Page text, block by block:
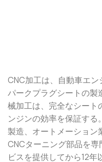
CNC加工は、自動車エ
パークプラグシートの製
械加工は、完全なシート
ンジンの効率を保証する
製造、オートメーション
CNCターニング部品を
ビスを提供してから12年